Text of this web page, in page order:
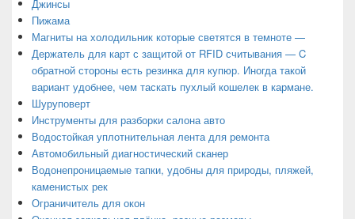
Джинсы
Пижама
Магниты на холодильник которые светятся в темноте —
Держатель для карт с защитой от RFID считывания — C
обратной стороны есть резинка для купюр. Иногда такой
вариант удобнее, чем таскать пухлый кошелек в кармане.
Шуруповерт
Инструменты для разборки салона авто
Водостойкая уплотнительная лента для ремонта
Автомобильный диагностический сканер
Водонепроницаемые тапки, удобны для природы, пляжей,
каменистых рек
Ограничитель для окон